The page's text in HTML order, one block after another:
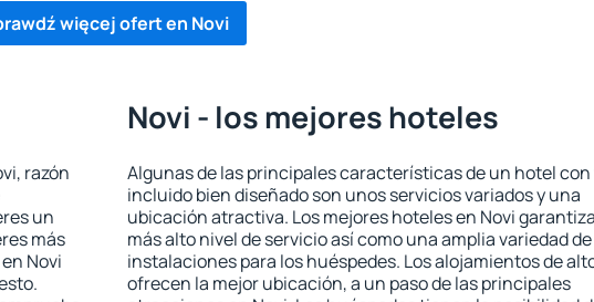
więcej ofert en Novi
razón
un
más
Novi
Novi - los mejores hoteles
Algunas de las principales características de un hotel
incluido bien diseñado son unos servicios variados y una
ubicación atractiva. Los mejores hoteles en Novi
más alto nivel de servicio así como una amplia variedad de
instalaciones para los huéspedes. Los alojamientos de
ofrecen la mejor ubicación, a un paso de las principales